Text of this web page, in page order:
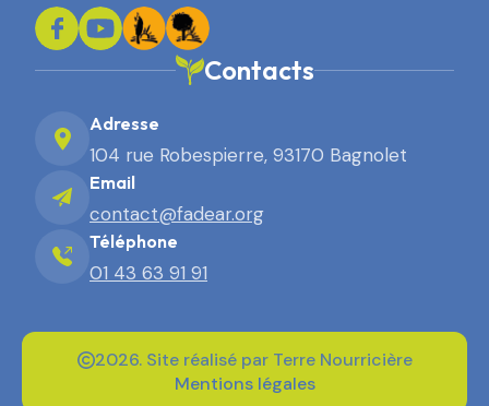
Contacts
Adresse
104 rue Robespierre, 93170 Bagnolet
Email
contact@fadear.org
Téléphone
01 43 63 91 91
2026. Site réalisé par Terre Nourricière
Mentions légales